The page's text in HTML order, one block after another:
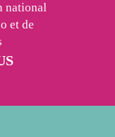
national
et de